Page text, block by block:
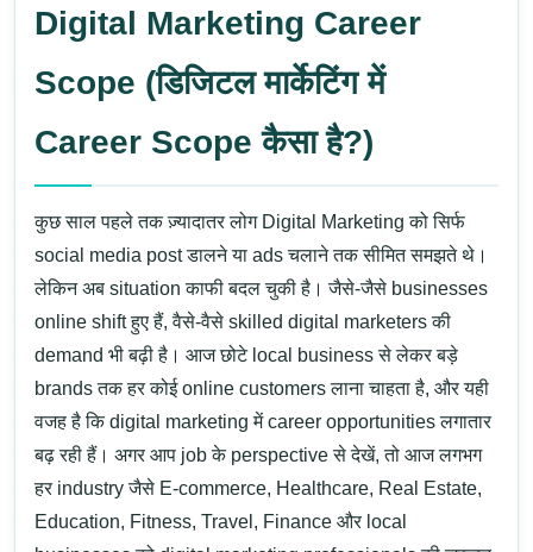
Digital Marketing Career
Scope (डिजिटल मार्केटिंग में
Career Scope कैसा है?)
कुछ साल पहले तक ज़्यादातर लोग Digital Marketing को सिर्फ
social media post डालने या ads चलाने तक सीमित समझते थे।
लेकिन अब situation काफी बदल चुकी है। जैसे-जैसे businesses
online shift हुए हैं, वैसे-वैसे skilled digital marketers की
demand भी बढ़ी है। आज छोटे local business से लेकर बड़े
brands तक हर कोई online customers लाना चाहता है, और यही
वजह है कि digital marketing में career opportunities लगातार
बढ़ रही हैं। अगर आप job के perspective से देखें, तो आज लगभग
हर industry जैसे E-commerce, Healthcare, Real Estate,
Education, Fitness, Travel, Finance और local